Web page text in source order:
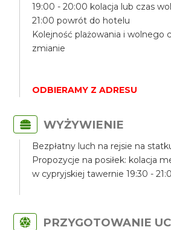
19:00 - 20:00 kolacja lub czas
21:00 powrót do hotelu
Kolejność plażowania i wolnego
zmianie
ODBIERAMY Z ADRESU
WYŻYWIENIE
Bezpłatny luch na rejsie na
Propozycje na posiłek: kolacja
w cypryjskiej tawernie 19:30 -
PRZYGOTOWANIE